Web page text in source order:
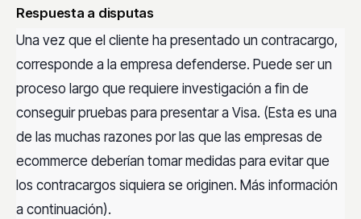
Respuesta a disputas
Una vez que el cliente ha presentado un contracargo,
corresponde a la empresa defenderse. Puede ser un
proceso largo que requiere investigación a fin de
conseguir pruebas para presentar a Visa. (Esta es una
de las muchas razones por las que las empresas de
ecommerce deberían tomar medidas para evitar que
los contracargos siquiera se originen. Más información
a continuación).